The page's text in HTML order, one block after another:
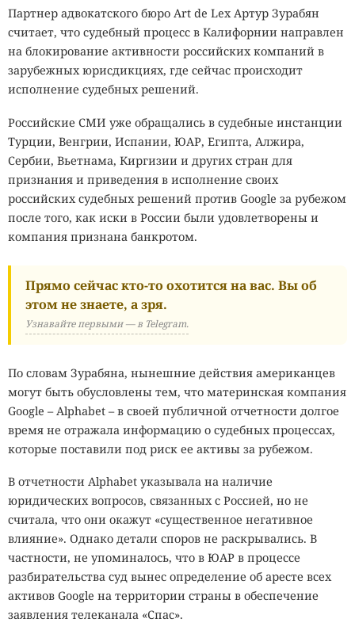
Партнер адвокатского бюро Art de Lex Артур Зурабян
считает, что судебный процесс в Калифорнии направлен
на блокирование активности российских компаний в
зарубежных юрисдикциях, где сейчас происходит
исполнение судебных решений.
Российские СМИ уже обращались в судебные инстанции
Турции, Венгрии, Испании, ЮАР, Египта, Алжира,
Сербии, Вьетнама, Киргизии и других стран для
признания и приведения в исполнение своих
российских судебных решений против Google за рубежом
после того, как иски в России были удовлетворены и
компания признана банкротом.
Прямо сейчас кто-то охотится на вас. Вы об
этом не знаете, а зря.
Узнавайте первыми — в Telegram.
По словам Зурабяна, нынешние действия американцев
могут быть обусловлены тем, что материнская компания
Google – Alphabet – в своей публичной отчетности долгое
время не отражала информацию о судебных процессах,
которые поставили под риск ее активы за рубежом.
В отчетности Alphabet указывала на наличие
юридических вопросов, связанных с Россией, но не
считала, что они окажут «существенное негативное
влияние». Однако детали споров не раскрывались. В
частности, не упоминалось, что в ЮАР в процессе
разбирательства суд вынес определение об аресте всех
активов Google на территории страны в обеспечение
заявления телеканала «Спас».